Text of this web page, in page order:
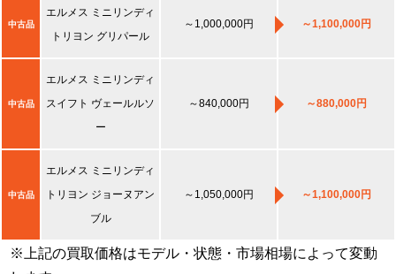
中古品
エルメス ミニリンディ
トリヨン グリパール
～1,000,000円 ～1,100,000円
中古品
エルメス ミニリンディ
スイフト ヴェールルソ
ー
～840,000円 ～880,000円
中古品
エルメス ミニリンディ
トリヨン ジョーヌアン
ブル
～1,050,000円 ～1,100,000円
※上記の買取価格はモデル・状態・市場相場によって変動